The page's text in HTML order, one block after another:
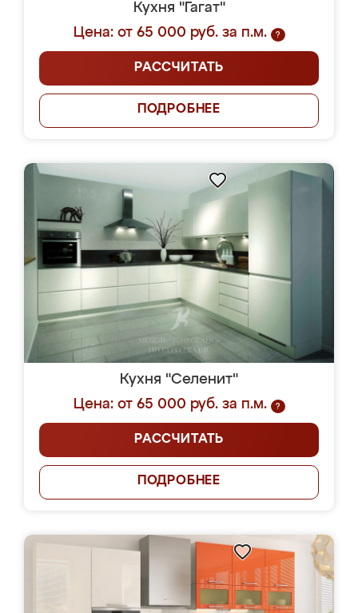
Кухня "Гагат"
Цена: от 65 000 руб. за п.м.
?
РАССЧИТАТЬ
ПОДРОБНЕЕ
Кухня "Селенит"
Цена: от 65 000 руб. за п.м.
?
РАССЧИТАТЬ
ПОДРОБНЕЕ